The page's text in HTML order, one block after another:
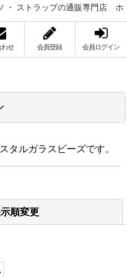
・ ストラップの通販専門店 ホ
わせ 会員登録 会員ログイン
タルガラスビーズです。
順変更